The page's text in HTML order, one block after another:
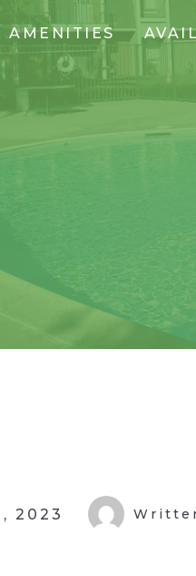
AMENITIES
2023